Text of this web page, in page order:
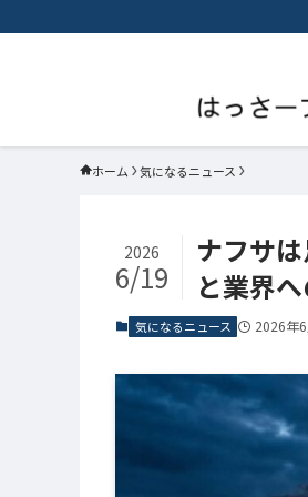
ホーム 気になるニュース
ナフサ
と業界
2026
6/19
気になるニュース 2026年